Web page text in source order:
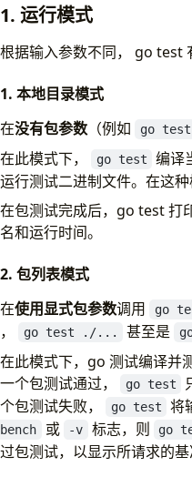
1. 运行模式
根据输入参数不同， go test
1. 本地目录模式
在没有包参数 （例如 go test
在此模式下，
go test
编译
运行测试二进制文件。在这种
在包测试完成后，go test 打
名和运行时间。
2. 包列表模式
在使用显式包参数调用 go
， go test ./... 甚至是
在此模式下，go 测试编译并
一个包测试通过，
go test
个包测试失败，
go test 将
bench
或 -v 标志，则 go
过包测试，以显示所请求的